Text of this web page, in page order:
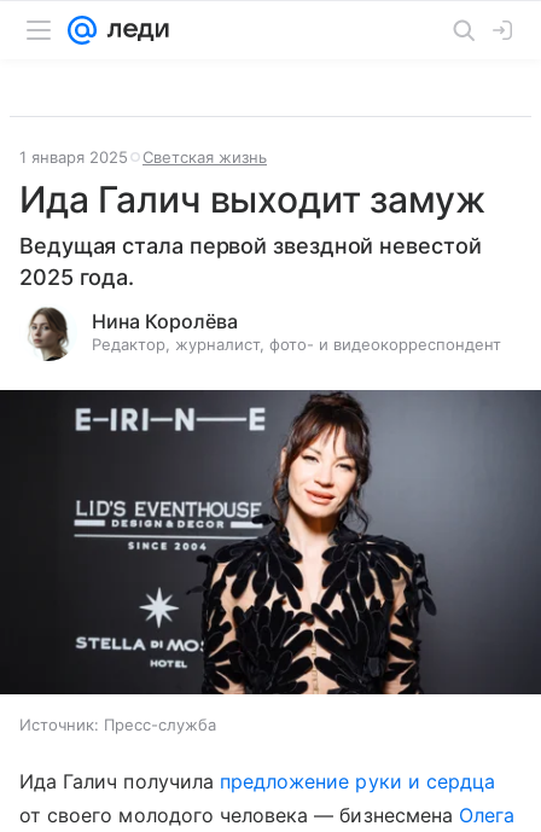
1 января 2025 Светская жизнь
Ида Галич выходит замуж
Ведущая стала первой звездной невестой
2025 года.
Нина Королёва
Редактор, журналист, фото- и видеокорреспондент
Источник: Пресс-служба
Ида Галич получила предложение руки и сердца
от своего молодого человека — бизнесмена Олега